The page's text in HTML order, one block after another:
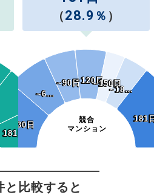
181日~
181日~
（28.9 ％ ）
競合
マンション
~30日
~30日
~6…
~6…
~90日
~90日~120日
~120日~150日
~150日
~18…
~18…
181
181
と比較すると